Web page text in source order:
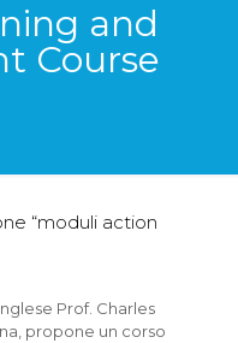
and
Course
“moduli action
Prof. Charles
propone un corso